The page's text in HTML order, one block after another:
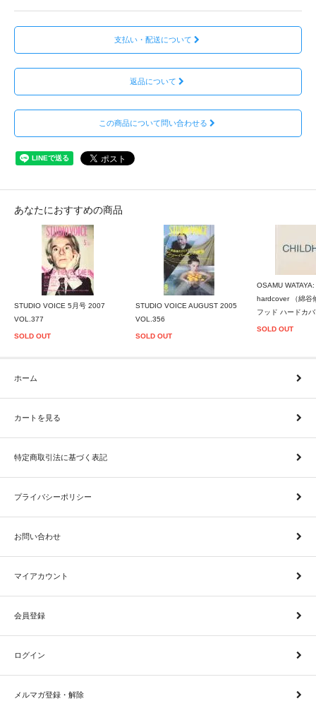
支払い・配送について
返品について
この商品について問い合わせる
あなたにおすすめの商品
STUDIO VOICE 5月号 2007
VOL.377
SOLD OUT
STUDIO VOICE AUGUST 2005
VOL.356
SOLD OUT
OSAMU
hardcover （綿谷
フッド ハードカ
SOLD OUT
ホーム
カートを見る
特定商取引法に基づく表記
プライバシーポリシー
お問い合わせ
マイアカウント
会員登録
ログイン
メルマガ登録・解除